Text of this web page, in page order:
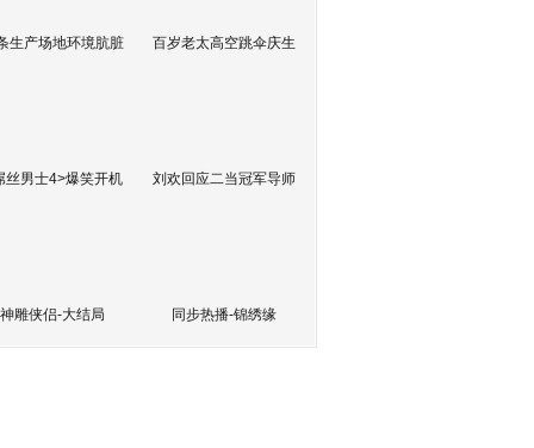
生产场地环境肮脏 百岁老太高空跳伞庆生
丝男士4>爆笑开机 刘欢回应二当冠军导师
神雕侠侣-大结局 同步热播-锦绣缘